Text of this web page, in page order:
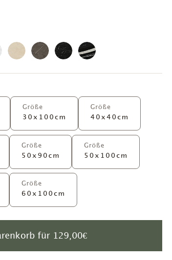
Größe
30x100cm
Größe
40x40cm
Größe
50x90cm
Größe
50x100cm
Größe
60x100cm
für 129,00€